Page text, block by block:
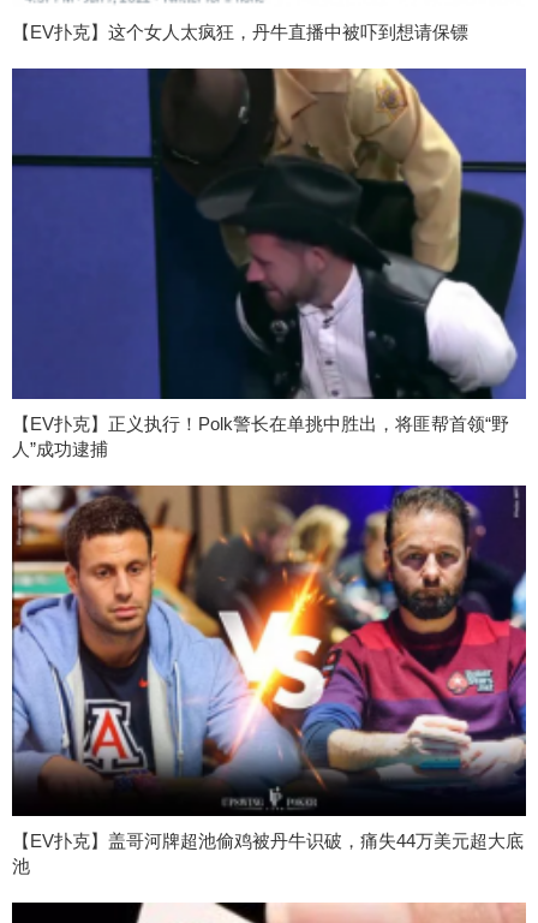
【EV扑克】这个女人太疯狂，丹牛直播中被吓到想请保镖
【EV扑克】正义执行！Polk警长在单挑中胜出，将匪帮首领“野
人”成功逮捕
【EV扑克】盖哥河牌超池偷鸡被丹牛识破，痛失44万美元超大底
池